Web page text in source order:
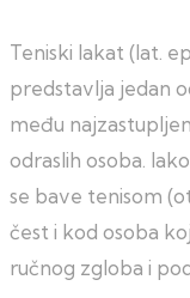
Teniski lakat (lat.
predstavlja jedan
među
odraslih osoba.
se bave tenisom
čest i kod osoba
ručnog zgloba i